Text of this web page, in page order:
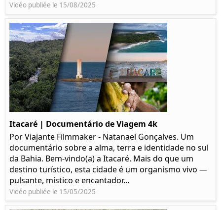
Vidéo publiée le 15/08/2025
Itacaré | Documentário de Viagem 4k
Por Viajante Filmmaker - Natanael Gonçalves. Um
documentário sobre a alma, terra e identidade no sul
da Bahia. Bem-vindo(a) a Itacaré. Mais do que um
destino turístico, esta cidade é um organismo vivo —
pulsante, místico e encantador...
Vidéo publiée le 15/05/2025